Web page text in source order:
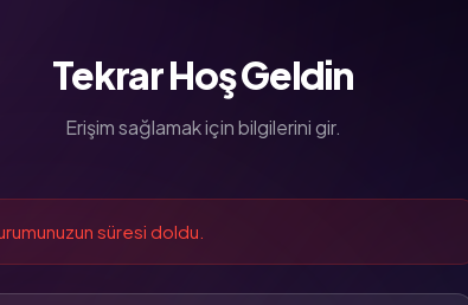
Tekrar Hoş Geldin
Erişim sağlamak için bilgilerini gir.
süresi doldu.